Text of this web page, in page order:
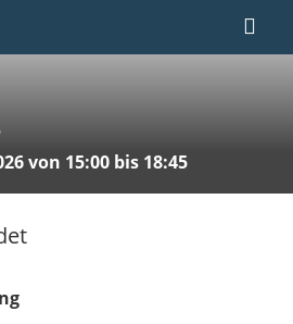
von 15:00 bis 18:45